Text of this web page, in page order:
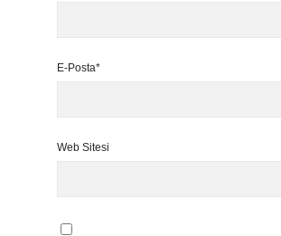
E-Posta*
Web Sitesi